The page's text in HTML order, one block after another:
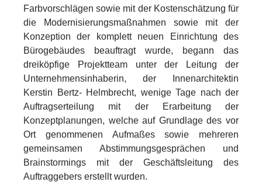
Farbvorschlägen sowie mit der Kostenschätzung für
die Modernisierungsmaßnahmen sowie mit der
Konzeption der komplett neuen Einrichtung des
Bürogebäudes beauftragt wurde, begann das
dreiköpfige Projektteam unter der Leitung der
Unternehmensinhaberin, der Innenarchitektin
Kerstin Bertz- Helmbrecht, wenige Tage nach der
Auftragserteilung mit der Erarbeitung der
Konzeptplanungen, welche auf Grundlage des vor
Ort genommenen Aufmaßes sowie mehreren
gemeinsamen Abstimmungsgesprächen und
Brainstormings mit der Geschäftsleitung des
Auftraggebers erstellt wurden.